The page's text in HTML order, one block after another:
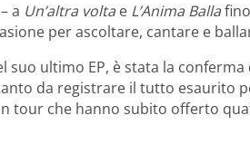
a Un’altra volta e L’Anima Balla
per ascoltare, cantare e
suo ultimo EP, è stata la conferma
da registrare il tutto esaurito
tour che hanno subito offerto